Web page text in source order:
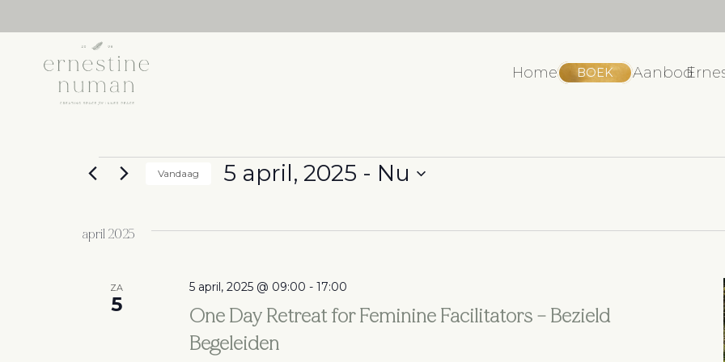
Home BOEK Aanbod
Evenementen
Vandaag 5 april, 2025 - Nu
april 2025
ZA
5
One Day Retreat for Feminine Facilitators – Bezield
Begeleiden
5 april, 2025 @ 09:00 - 17:00